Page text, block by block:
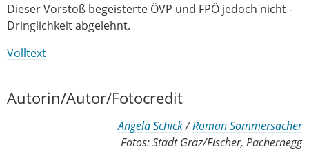
Dieser Vorstoß begeisterte ÖVP und FPÖ jedoch nicht -
Dringlichkeit abgelehnt.
Volltext
Autorin/Autor/Fotocredit
Angela Schick/Roman Sommersacher
Fotos: Stadt Graz/Fischer, Pachernegg